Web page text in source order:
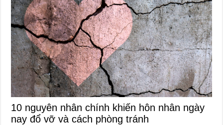
10 nguyên nhân chính khiến hôn nhân ngày
nay đổ vỡ và cách phòng tránh